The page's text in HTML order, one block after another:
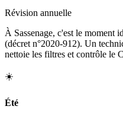
Révision annuelle
À Sassenage, c'est le moment
(décret n°2020-912). Un
nettoie les filtres et contrôle le
☀️
Été